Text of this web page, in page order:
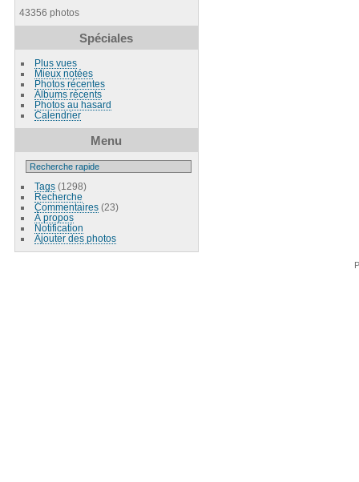
43356 photos
Spéciales
Plus vues
Mieux notées
Photos récentes
Albums récents
Photos au hasard
Calendrier
Menu
Tags(1298)
Recherche
Commentaires(23)
À propos
Notification
Ajouter des photos